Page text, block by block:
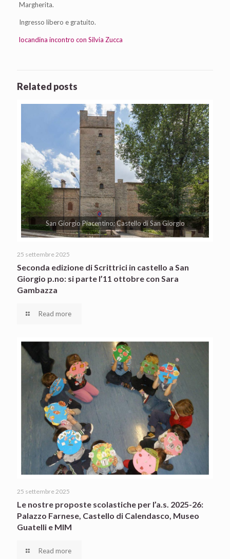
Margherita.
Ingresso libero e gratuito.
locandina incontro con Silvia Zucca
Related posts
San Giorgio Piacentino; Castello di San Giorgio
25 settembre 2025
Seconda edizione di Scrittrici in castello a San
Giorgio p.no: si parte l’11 ottobre con Sara
Gambazza
Read more
25 settembre 2025
Le nostre proposte scolastiche per l’a.s. 2025-26:
Palazzo Farnese, Castello di Calendasco, Museo
Guatelli e MIM
Read more